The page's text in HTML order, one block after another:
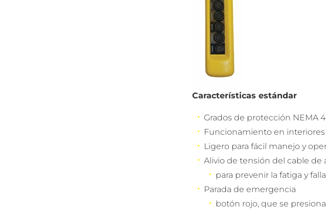
Características estándar
Grados de protección NEMA
Funcionamiento en interiores
Ligero para fácil manejo y
Alivio de tensión del cable de
para prevenir la fatiga y
Parada de emergencia
botón rojo, que se